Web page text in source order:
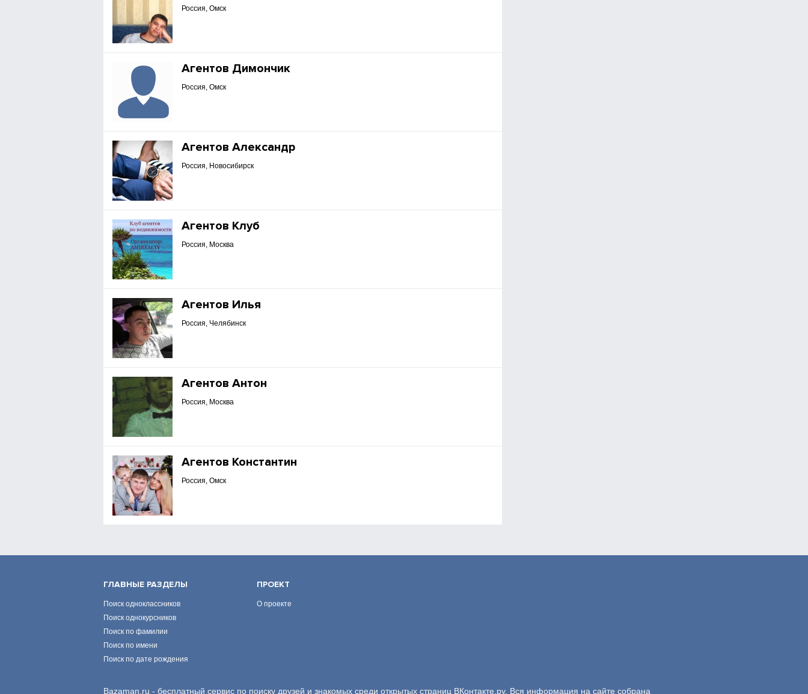
Россия, Омск
Агентов Димончик
Россия, Омск
Агентов Александр
Россия, Новосибирск
Агентов Клуб
Россия, Москва
Агентов Илья
Россия, Челябинск
Агентов Антон
Россия, Москва
Агентов Константин
Россия, Омск
ГЛАВНЫЕ РАЗДЕЛЫ
Поиск одноклассников
Поиск однокурсников
Поиск по фамилии
Поиск по имени
Поиск по дате рождения
ПРОЕКТ
О проекте
Bazaman.ru - бесплатный сервис по поиску друзей и знакомых среди открытых страниц ВКонтакте.ру. Вся информация на сайте собрана